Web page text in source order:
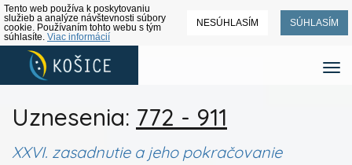
Tento web používa k poskytovaniu
služieb a analýze návštevnosti súbory
cookie. Používaním tohto webu s tým
súhlasíte. Viac informácií
NESÚHLASÍM SÚHLASÍM
Uznesenia: 772 - 911
XXVI. zasadnutie a jeho pokračovanie